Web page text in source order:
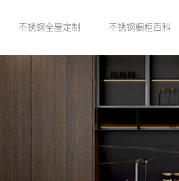
不锈钢全屋定制 不锈钢橱柜百科